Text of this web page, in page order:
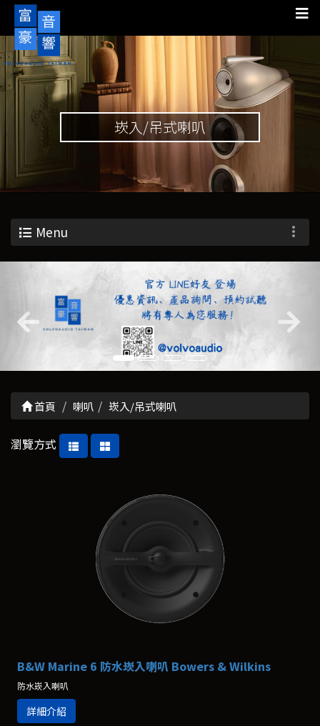
崁入/吊式喇叭
Menu
首頁 喇叭 崁入/吊式喇叭
瀏覽方式
B&W Marine 6 防水崁入喇叭 Bowers & Wilkins
防水崁入喇叭
詳細介紹